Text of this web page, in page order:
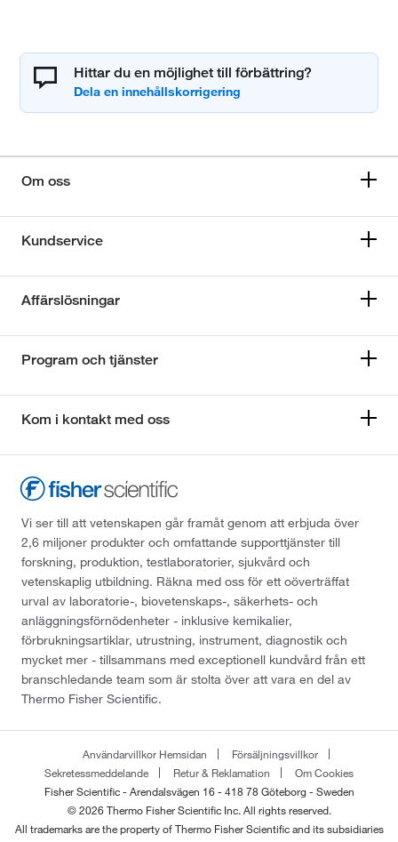
Hittar du en möjlighet till förbättring?
Om oss
Kundservice
Affärslösningar
Program och tjänster
Kom i kontakt med oss
Vi ser till att vetenskapen går framåt genom att erbjuda över
2,6 miljoner produkter och omfattande supporttjänster till
forskning, produktion, testlaboratorier, sjukvård och
vetenskaplig utbildning. Räkna med oss för ett oöverträffat
urval av laboratorie-, biovetenskaps-, säkerhets- och
anläggningsförnödenheter - inklusive kemikalier,
förbrukningsartiklar, utrustning, instrument, diagnostik och
mycket mer - tillsammans med exceptionell kundvård från ett
branschledande team som är stolta över att vara en del av
Thermo Fisher Scientific.
Användarvillkor Hemsidan
Försäljningsvillkor
Sekretessmeddelande
Retur & Reklamation
Om Cookies
Fisher Scientific - Arendalsvägen 16 - 418 78 Göteborg - Sweden
© 2026 Thermo Fisher Scientific Inc. All rights reserved.
All trademarks are the property of Thermo Fisher Scientific and its subsidiaries